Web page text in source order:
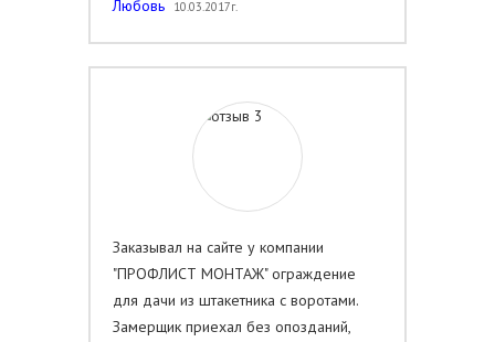
Любовь 10.03.2017г.
Заказывал на сайте у компании
"ПРОФЛИСТ МОНТАЖ" ограждение
для дачи из штакетника с воротами.
Замерщик приехал без опозданий,